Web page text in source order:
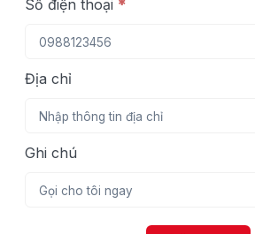
Số điện thoại *
Địa chỉ
Ghi chú